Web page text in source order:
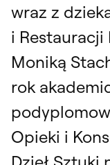
wraz z
i Restauracji
Moniką
rok
Opieki i